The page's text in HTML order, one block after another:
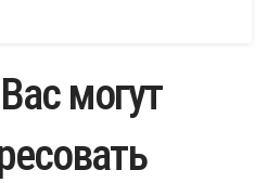
могут